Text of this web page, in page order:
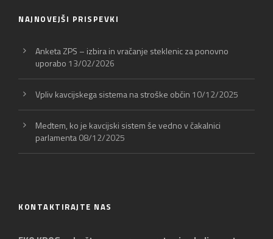
NAJNOVEJŠI PRISPEVKI
Anketa ZPS – izbira in vračanje steklenic za ponovno
uporabo 13/02/2026
Vpliv kavcijskega sistema na stroške občin 10/12/2025
Medtem, ko je kavcijski sistem še vedno v čakalnici
parlamenta08/12/2025
KONTAKTIRAJTE NAS